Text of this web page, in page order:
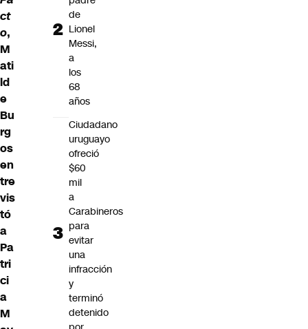
ct
o,
M
ati
ld
e
Bu
rg
os
en
tre
vis
tó
a
Pa
tri
ci
a
M
de
Lionel
Messi,
a
los
68
años
Ciudadano
uruguayo
ofreció
$60
mil
a
Carabineros
para
evitar
una
infracción
y
terminó
detenido